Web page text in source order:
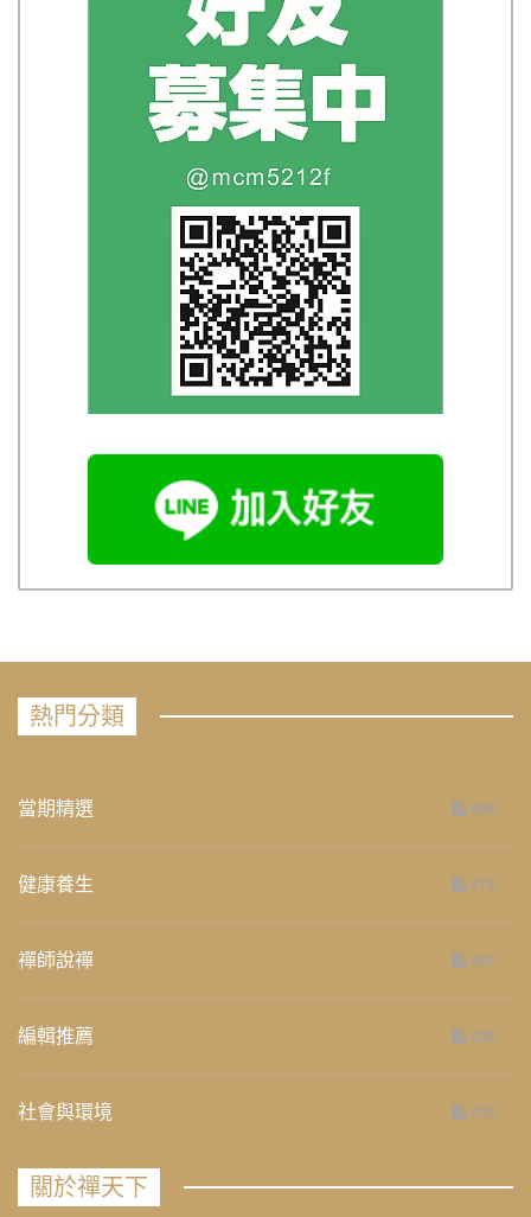
熱門分類
當期精選 658
健康養生 276
禪師說禪 267
編輯推薦 236
社會與環境 235
關於禪天下